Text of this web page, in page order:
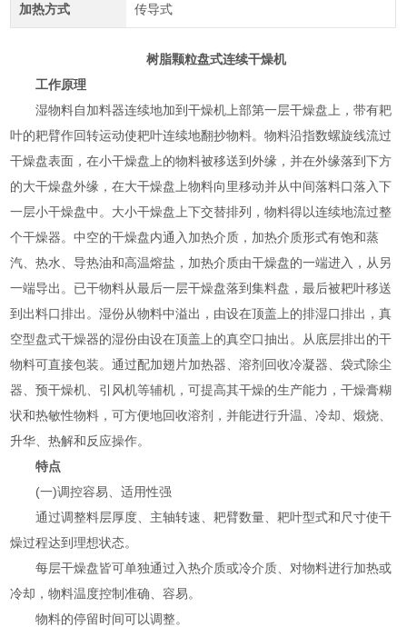
加热方式 传导式
树脂颗粒盘式连续干燥机
工作原理
湿物料自加料器连续地加到干燥机上部第一层干燥盘上，带有耙
叶的耙臂作回转运动使耙叶连续地翻抄物料。物料沿指数螺旋线流过
干燥盘表面，在小干燥盘上的物料被移送到外缘，并在外缘落到下方
的大干燥盘外缘，在大干燥盘上物料向里移动并从中间落料口落入下
一层小干燥盘中。大小干燥盘上下交替排列，物料得以连续地流过整
个干燥器。中空的干燥盘内通入加热介质，加热介质形式有饱和蒸
汽、热水、导热油和高温熔盐，加热介质由干燥盘的一端进入，从另
一端导出。已干物料从最后一层干燥盘落到集料盘，最后被耙叶移送
到出料口排出。湿份从物料中溢出，由设在顶盖上的排湿口排出，真
空型盘式干燥器的湿份由设在顶盖上的真空口抽出。从底层排出的干
物料可直接包装。通过配加翅片加热器、溶剂回收冷凝器、袋式除尘
器、预干燥机、引风机等辅机，可提高其干燥的生产能力，干燥膏糊
状和热敏性物料，可方便地回收溶剂，并能进行升温、冷却、煅烧、
升华、热解和反应操作。
特点
(一)调控容易、适用性强
通过调整料层厚度、主轴转速、耙臂数量、耙叶型式和尺寸使干
燥过程达到理想状态。
每层干燥盘皆可单独通过入热介质或冷介质、对物料进行加热或
冷却，物料温度控制准确、容易。
物料的停留时间可以调整。